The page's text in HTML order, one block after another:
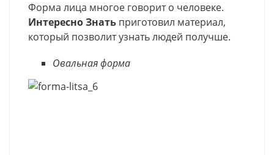
Форма лица многое говорит о человеке.
Интересно Знать приготовил материал,
который позволит узнать людей получше.
Овальная форма